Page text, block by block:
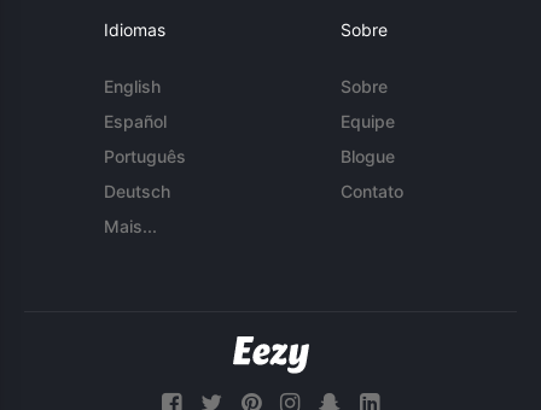
Idiomas
English
Español
Português
Deutsch
Mais...
Sobre
Sobre
Equipe
Blogue
Contato